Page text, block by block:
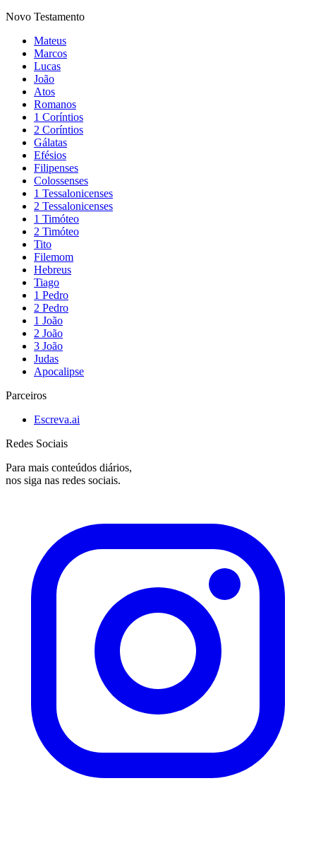
Novo Testamento
Mateus
Marcos
Lucas
João
Atos
Romanos
1 Coríntios
2 Coríntios
Gálatas
Efésios
Filipenses
Colossenses
1 Tessalonicenses
2 Tessalonicenses
1 Timóteo
2 Timóteo
Tito
Filemom
Hebreus
Tiago
1 Pedro
2 Pedro
1 João
2 João
3 João
Judas
Apocalipse
Parceiros
Escreva.ai
Redes Sociais
Para mais conteúdos diários,
nos siga nas redes sociais.